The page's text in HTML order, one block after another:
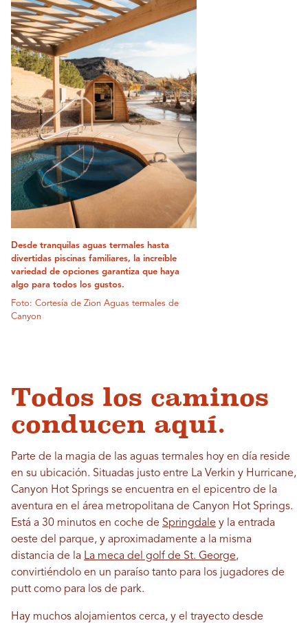
Desde tranquilas aguas termales hasta
divertidas piscinas familiares, la increíble
variedad de opciones garantiza que haya
algo para todos los gustos.
Foto: Cortesía de Zion Aguas termales de
Canyon
Todos los caminos
conducen aquí.
Parte de la magia de las aguas termales hoy en día reside
en su ubicación. Situadas justo entre La Verkin y Hurricane,
Canyon Hot Springs se encuentra en el epicentro de la
aventura en el área metropolitana de Canyon Hot Springs.
Está a 30 minutos en coche de Springdale y la entrada
oeste del parque, y aproximadamente a la misma
distancia de la La meca del golf de St. George,
convirtiéndolo en un paraíso tanto para los jugadores de
putt como para los de park.
Hay muchos alojamientos cerca, y el trayecto desde